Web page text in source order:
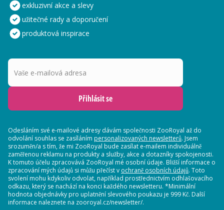
exkluzivní akce a slevy
užitečné rady a doporučení
produktová inspirace
Vaše e-mailová adresa
Přihlásit se
Odesláním své e-mailové adresy dávám společnosti ZooRoyal až do
odvolání souhlas se zasíláním personalizovaných newsletterů. Jsem
srozuměn/a s tím, že mi ZooRoyal bude zasílat e-mailem individuálně
zaměřenou reklamu na produkty a služby, akce a dotazníky spokojenosti.
K tomuto účelu zpracovává ZooRoyal mé osobní údaje. Bližší informace o
zpracování mých údajů si můžu přečíst v ochraně osobních údajů. Toto
svolení mohu kdykoliv odvolat, například prostřednictvím odhlašovacího
odkazu, který se nachází na konci každého newsletteru. *Minimální
hodnota objednávky pro uplatnění slevového poukazu je 999 Kč. Další
informace naleznete na zooroyal.cz/newsletter/.